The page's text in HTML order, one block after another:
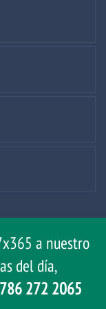
a nuestro
del día,
272 2065